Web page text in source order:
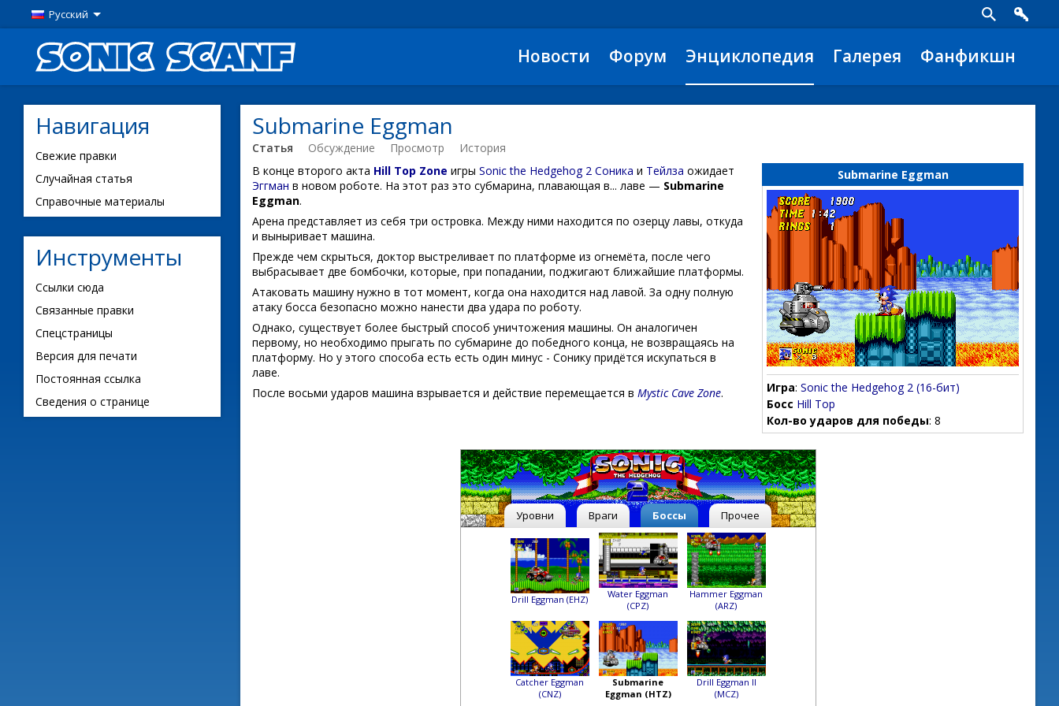
Русский
Новости Форум Энциклопедия Галерея Фанфикшн
Навигация
Свежие правки
Случайная статья
Справочные материалы
Инструменты
Ссылки сюда
Связанные правки
Спецстраницы
Версия для печати
Постоянная ссылка
Сведения о странице
Submarine Eggman
Статья Обсуждение Просмотр
История
Submarine Eggman
Игра: Sonic the Hedgehog 2 (16-бит)
Босс Hill Top
Кол-во ударов для победы: 8
В конце второго акта Hill Top Zone игры Sonic the Hedgehog 2 Соника и Тейлза ожидает
Эггман в новом роботе. На этот раз это субмарина, плавающая в... лаве — Submarine
Eggman.
Арена представляет из себя три островка. Между ними находится по озерцу лавы, откуда
и выныривает машина.
Прежде чем скрыться, доктор выстреливает по платформе из огнемёта, после чего
выбрасывает две бомбочки, которые, при попадании, поджигают ближайшие платформы.
Атаковать машину нужно в тот момент, когда она находится над лавой. За одну полную
атаку босса безопасно можно нанести два удара по роботу.
Однако, существует более быстрый способ уничтожения машины. Он аналогичен
первому, но необходимо прыгать по субмарине до победного конца, не возвращаясь на
платформу. Но у этого способа есть есть один минус - Сонику придётся искупаться в
лаве.
После восьми ударов машина взрывается и дейcтвие перемещается в Mystic Cave Zone.
Уровни Враги Боссы Прочее
Drill Eggman (EHZ)
Water Eggman
(CPZ)
Hammer Eggman
(ARZ)
Catcher Eggman
(CNZ)
Submarine
Eggman (HTZ)
Drill Eggman II
(MCZ)